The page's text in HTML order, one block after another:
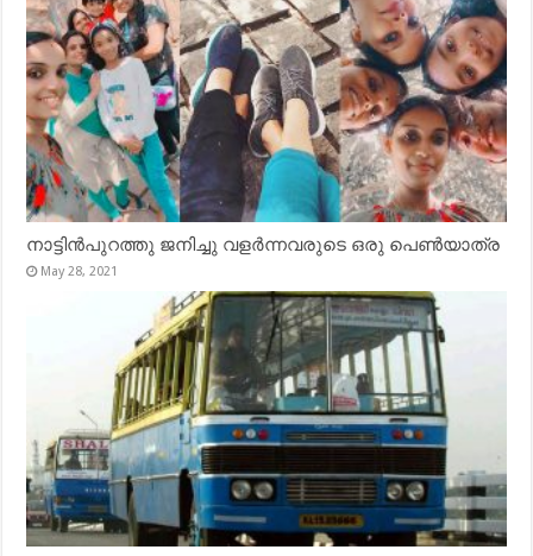
നാട്ടിൻപുറത്തു ജനിച്ചു വളർന്നവരുടെ ഒരു പെൺയാത്ര
May 28, 2021